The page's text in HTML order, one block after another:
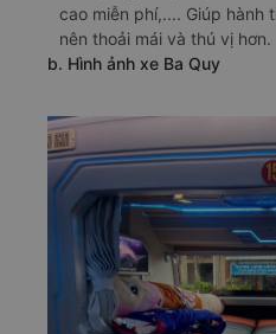
cao miễn phí,.... Giúp hành
nên thoải mái và thú vị hơn.
b. Hình ảnh xe Ba Quy